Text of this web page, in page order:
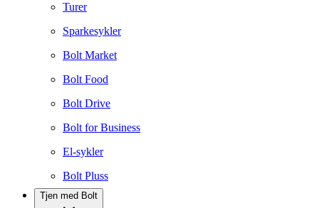
Turer
Sparkesykler
Bolt Market
Bolt Food
Bolt Drive
Bolt for Business
El-sykler
Bolt Pluss
Tjen med Bolt